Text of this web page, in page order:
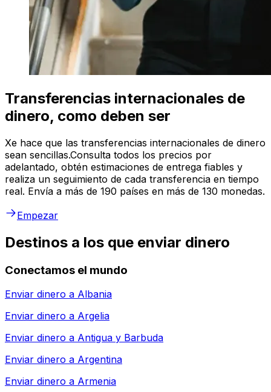
Transferencias internacionales de
dinero, como deben ser
Xe hace que las transferencias internacionales de dinero
sean sencillas.Consulta todos los precios por
adelantado, obtén estimaciones de entrega fiables y
realiza un seguimiento de cada transferencia en tiempo
real. Envía a más de 190 países en más de 130 monedas.
Empezar
Destinos a los que enviar dinero
Conectamos el mundo
Enviar dinero a Albania
Enviar dinero a Argelia
Enviar dinero a Antigua y Barbuda
Enviar dinero a Argentina
Enviar dinero a Armenia